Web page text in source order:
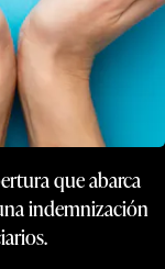
que abarca
indemnización